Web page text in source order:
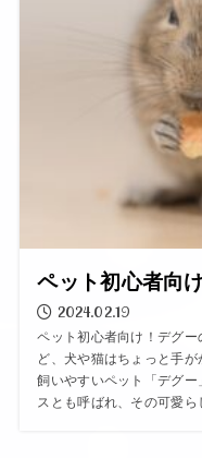
ペット初心者向
2024.02.19
ペット初心者向け！デグ
ど、犬や猫はちょっと手
飼いやすいペット「デグ
スとも呼ばれ、その可愛ら